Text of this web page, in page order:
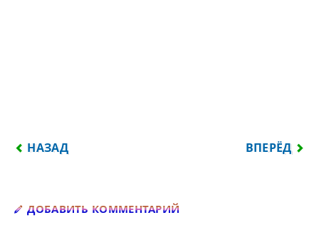
ПРЕДЫДУЩИЙ: — ФАИНА ГЕОРГИЕВНА, НА ЧТО
НАЗАД ВПЕРЁД
ДОБАВИТЬ КОММЕНТАРИЙ